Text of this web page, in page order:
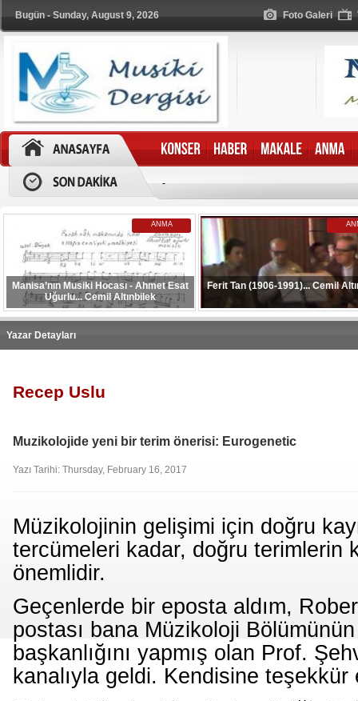
Bugün - Sunday, August 9, 2026 Foto Galeri
-
ANMA
Manisa’nın Musiki Hocası - Ahmet Esat
Uğurlu... Cemil Altınbilek
Ferit Tan (1906-1991)... Cemil
Yazar Detayları
Recep Uslu
Muzikolojide yeni bir terim önerisi: Eurogenetic
Yazı Tarihi: Thursday, February 16, 2017
Müzikolojinin gelişimi için doğru
tercümeleri kadar, doğru terimlerin
önemlidir.
Geçenlerde bir eposta aldım,
postası bana Müzikoloji Bölümünün
başkanlığını yapmış olan Prof.
kanalıyla geldi. Kendisine teşekkür